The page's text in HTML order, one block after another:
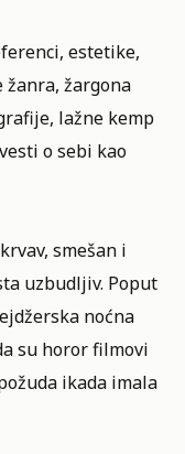
estetike,
žargona
lažne kemp
o sebi kao
smešan i
uzbudljiv. Poput
noćna
su horor filmovi
ikada imala